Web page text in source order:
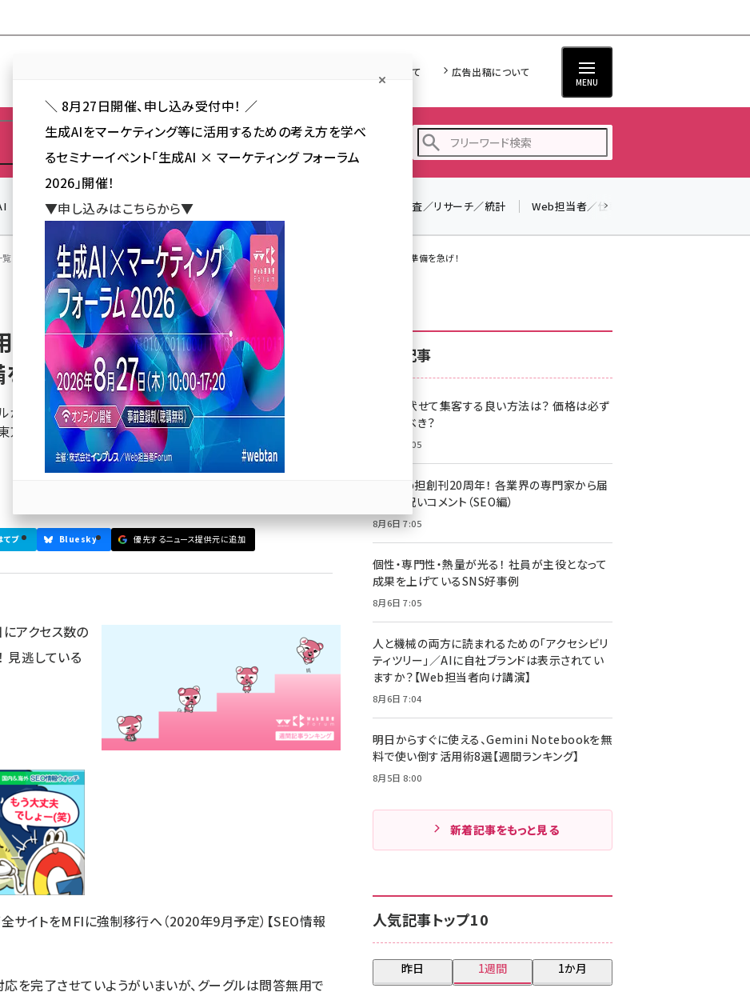
当者Forum
Web担について 広告出稿について
MENU
カテゴリ／種別 から探す セミナー／イベント から探す
z世代 (1622)
meo (1275)
SNS アクセス解析／データ分析 調査／リサーチ／統計 Web担当者／仕事
覧 Web担人気記事ランキング グーグルが問答無用でモバイル版を検索評価にする？MFI移行の準備を急げ！
モバイル版を検索評価にす
急げ！
全サイトをMFIに強制移行」「Instagramプロアカウン
東京都公式の新型コロナウイルス感染症対策サイト、ソース
てブ Bluesky 優先するニュース提供元に追加
アクセス数の
見逃している
サイトをMFIに強制移行へ（2020年9月予定）【SEO情報
を完了させていようがいまいが、グーグルは問答無用で
新着記事
価格を伏せて集客する良い方法は？ 価格は必ず
記載すべき？
8月6日 7:05
祝・Web担創刊20周年！ 各業界の専門家から届
いたお祝いコメント（SEO編）
8月6日 7:05
個性・専門性・熱量が光る！ 社員が主役となって
成果を上げているSNS好事例
8月6日 7:05
人と機械の両方に読まれるための「アクセシビリ
ティツリー」／AIに自社ブランドは表示されてい
ますか？【Web担当者向け講演】
8月6日 7:04
明日からすぐに使える、Gemini Notebookを無
料で使い倒す活用術8選【週間ランキング】
8月5日 8:00
新着記事をもっと見る
人気記事トップ10
昨日 1週間 1か月
＼ 8月27日開催、申し込み受付中！ ／
生成AIをマーケティング等に活用するための考え方を学べ
るセミナーイベント「生成AI × マーケティング フォーラム
2026」開催！
▼申し込みはこちらから▼